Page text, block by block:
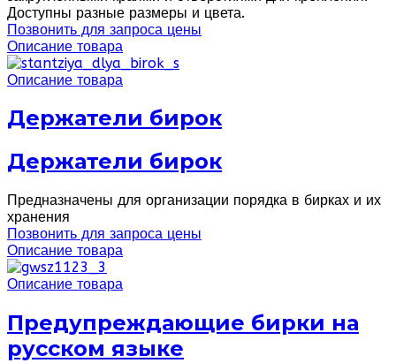
Доступны разные размеры и цвета.
Позвонить для запроса цены
Описание товара
Описание товара
Держатели бирок
Держатели бирок
Предназначены для организации порядка в бирках и их
хранения
Позвонить для запроса цены
Описание товара
Описание товара
Предупреждающие бирки на
русском языке